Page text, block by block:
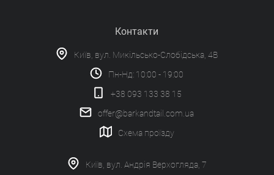
Контакти
Київ, вул. Микільсько-Слобідська, 4В
Пн-Нд: 10:00 - 19:00
+38 093 133 38 15
offer@barkandtail.com.ua
Схема проїзду
Київ, вул. Андрія Верхогляда, 7